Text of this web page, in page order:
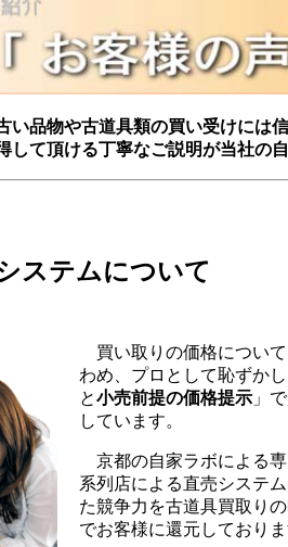
い品物や古道具類の買い受けには
して頂ける丁寧なご説明が当社の
ステムについて
買い取りの価格につい
わめ、プロとして恥ずか
と小売前提の価格提示 」
しています。
京都の自家ラボによる
系列店による直売システ
た競争力を古道具買取り
でお客様に還元しており